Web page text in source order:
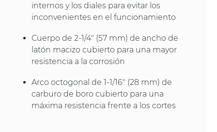
internos y los diales para evitar los
inconvenientes en el funcionamiento
Cuerpo de 2-1/4" (57 mm) de ancho de
latón macizo cubierto para una mayor
resistencia a la corrosión
Arco octogonal de 1-1/16" (28 mm) de
carburo de boro cubierto para una
máxima resistencia frente a los cortes